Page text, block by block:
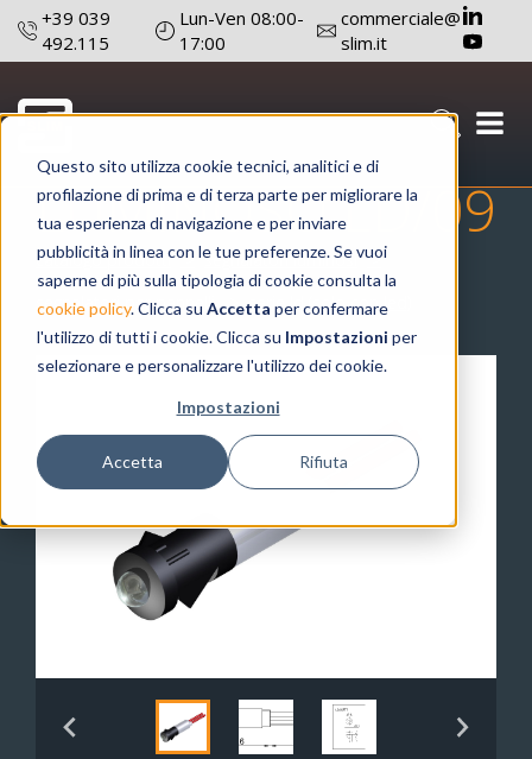
Questo sito utilizza cookie tecnici, analitici e di
profilazione di prima e di terza parte per migliorare la
tua esperienza di navigazione e per inviare
pubblicità in linea con le tue preferenze. Se vuoi
saperne di più sulla tipologia di cookie consulta la
cookie policy. Clicca su Accetta per confermare
l'utilizzo di tutti i cookie. Clicca su Impostazioni per
selezionare e personalizzare l'utilizzo dei cookie.
Impostazioni
Accetta Rifiuta
+39 039
492.115
Lun-Ven 08:00-
17:00
commerciale@
slim.it
SEGNALATORE
LUMINOSO LD/09
catalogo prodotti
segnalatori luminosi
segnalatori per pannelli
serie ld (solo con led)